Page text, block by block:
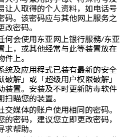
让人取得的个人资料，如电话号
码。该密码应与其他网上服务之
改密码。
何会使用东亚网上银行服務/东亚
上，或其他经常与此等装置放在
件上。
统及应用程式已装有最新的安全
破解」或「超级用户权限破解」
装置。安装及不时更新防毒软件
扫瞄您的装置。
交媒体的账户使用相同的密码。
的密码，建议您立即更改密码，
求帮助。